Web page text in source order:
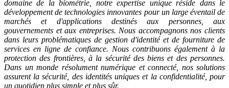
domaine de la biométrie, notre expertise unique réside dans le
développement de technologies innovantes pour un large éventail de
marchés et d'applications destinés aux personnes, aux
gouvernements et aux entreprises. Nous accompagnons nos clients
dans leurs problématiques de gestion d'identité et de fourniture de
services en ligne de confiance. Nous contribuons également à la
protection des frontières, à la sécurité des biens et des personnes.
Dans un monde résolument numérique et connecté, nos solutions
assurent la sécurité, des identités uniques et la confidentialité, pour
un quotidien plus simple et plus sûr.